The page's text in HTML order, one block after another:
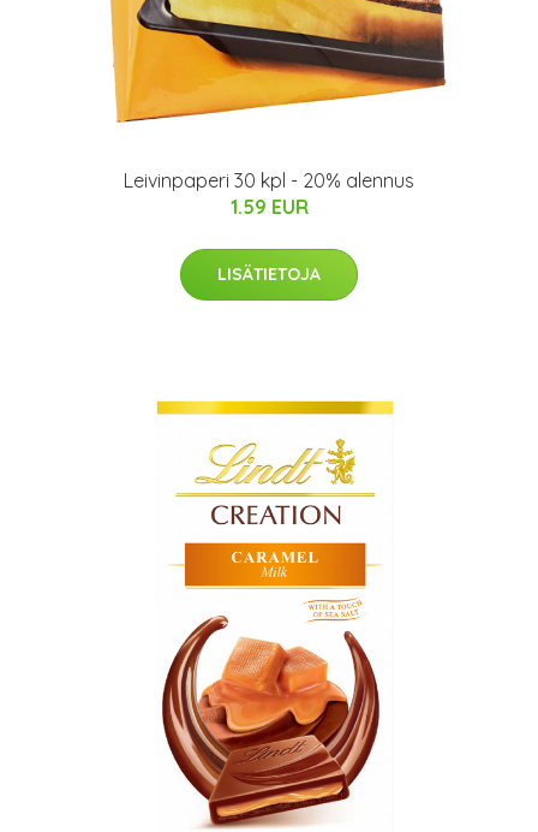
Leivinpaperi 30 kpl - 20% alennus
1.59 EUR
LISÄTIETOJA